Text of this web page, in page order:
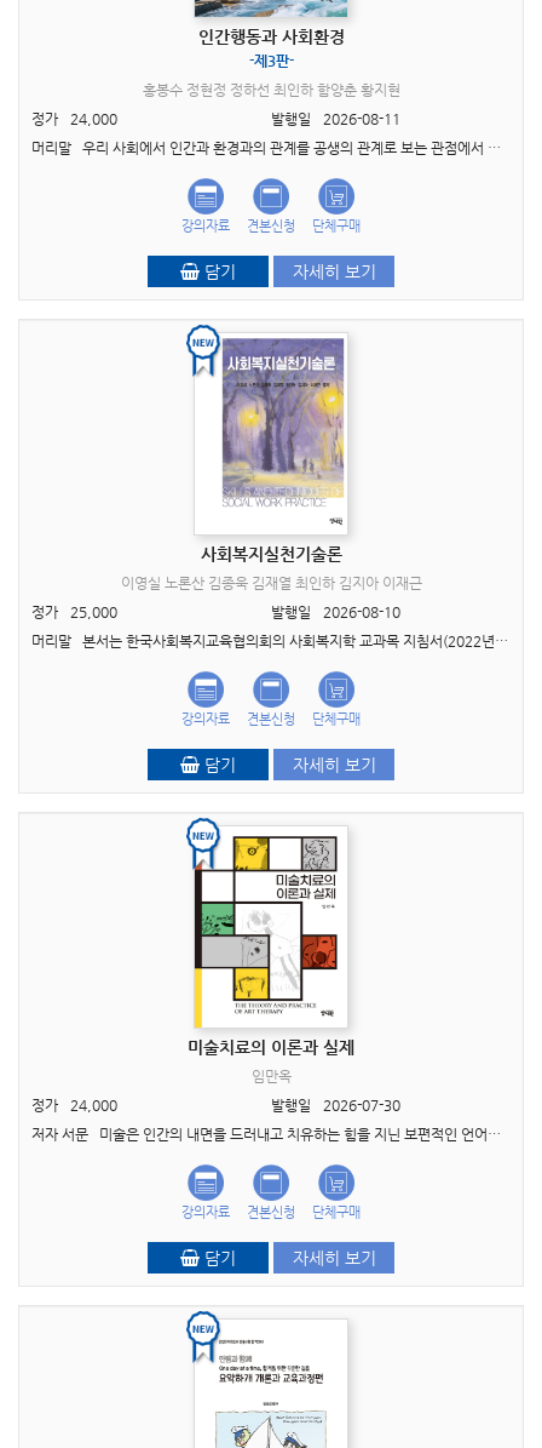
인간행동과 사회환경
-제3판-
홍봉수 정현정 정하선 최인하 함양춘 황지현
정가
24,000 발행일
2026-08-11
머리말 우리 사회에서 인간과 환경과의 관계를 공생의 관계로 보는 관점에서 인간행동과 사회환경의 다양한 요소와 이들의 상호작용에 대해서는 여러 학설이 있다. 또한 인간을 생애주기적 관..
강의자료 견본신청 단체구매
담기 자세히 보기
사회복지실천기술론
이영실 노론산 김종욱 김재열 최인하 김지아 이재근
정가
25,000 발행일
2026-08-10
머리말 본서는 한국사회복지교육협의회의 사회복지학 교과목 지침서(2022년)를 충실히 반영하여 총 4부 13장으로 구성하였다. 대학과 대학원의 ‘사회복지실천기술론’ 강의 교재로 활..
강의자료 견본신청 단체구매
담기 자세히 보기
미술치료의 이론과 실제
임만옥
정가
24,000 발행일
2026-07-30
저자 서문 미술은 인간의 내면을 드러내고 치유하는 힘을 지닌 보편적인 언어입니다. 말로 표현하기 어려운 감정과 기억, 그리고 때로는 스스로도 잘 알지 못했던 마음의 깊은 이야기들이 그림과..
강의자료 견본신청 단체구매
담기 자세히 보기